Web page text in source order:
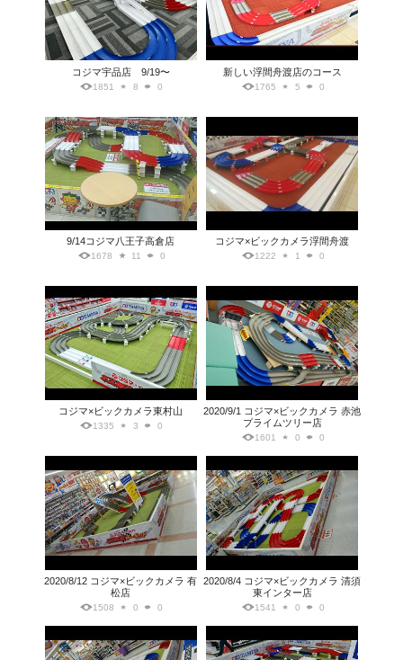
コジマ宇品店 9/19〜
1851 8 0
新しい浮間舟渡店のコース
1765 5 0
9/14コジマ八王子高倉店
1678 11 0
コジマ×ビックカメラ浮間舟渡
1222 1 0
コジマ×ビックカメラ東村山
1335 3 0
2020/9/1 コジマ×ビックカメラ 赤池
プライムツリー店
1601 0 0
2020/8/12 コジマ×ビックカメラ 有
松店
1508 0 0
2020/8/4 コジマ×ビックカメラ 清須
東インター店
1541 0 0